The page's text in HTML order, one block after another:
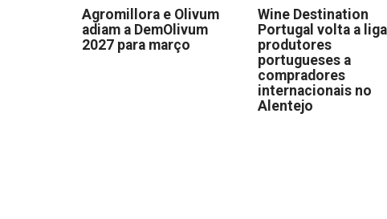
Agromillora e Olivum
adiam a DemOlivum
2027 para março
Wine Destination
Portugal volta a
produtores
portugueses a
compradores
internacionais no
Alentejo